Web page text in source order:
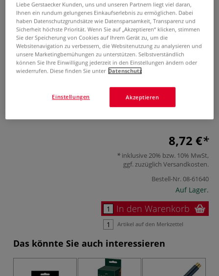
FABER-CASTELL Textmarker TL46
Metallic-Pastell, 8er Set
0 Bewertungen
Textpassagen und Kreativarbeiten. Mit langlebiger
Keilspitze für drei unterschiedliche Strichbreiten (1, 2 und 5
8,72 €
inklusive 20% bzw. 10% MwSt,
ggf. zuzüglich Versandkosten.
Bestell-Nr.08-61640
Auf Lager.
In den Warenkorb
Artikel auf den Merkzettel
Das könnte Sie auch interessieren
Liebe Gerstaecker Kunden, uns und unseren Partnern liegt viel daran,
Ihnen ein rundum gelungenes Einkaufserlebnis zu ermöglichen. Dabei
haben Datenschutzgrundsätze wie Datensparsamkeit, Transparenz und
Sicherheit höchste Priorität. Wenn Sie auf „Akzeptieren“ klicken, stimmen
Sie der Speicherung von Cookies auf Ihrem Gerät zu, um die
Websitenavigation zu verbessern, die Websitenutzung zu analysieren und
unsere Marketingbemühungen zu unterstützen. Selbstverständlich
können Sie Ihre Einwilligung jederzeit in den Einstellungen ändern oder
wiederrufen. Diese finden Sie unter Datenschutz
Akzeptieren
Einstellungen